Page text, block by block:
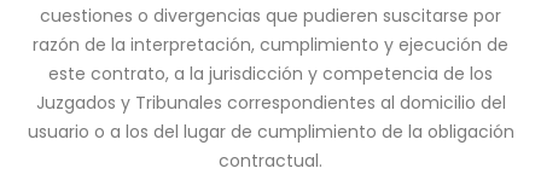
cuestiones o divergencias que pudieren suscitarse por
razón de la interpretación, cumplimiento y ejecución de
este contrato, a la jurisdicción y competencia de los
Juzgados y Tribunales correspondientes al domicilio del
usuario o a los del lugar de cumplimiento de la obligación
contractual.